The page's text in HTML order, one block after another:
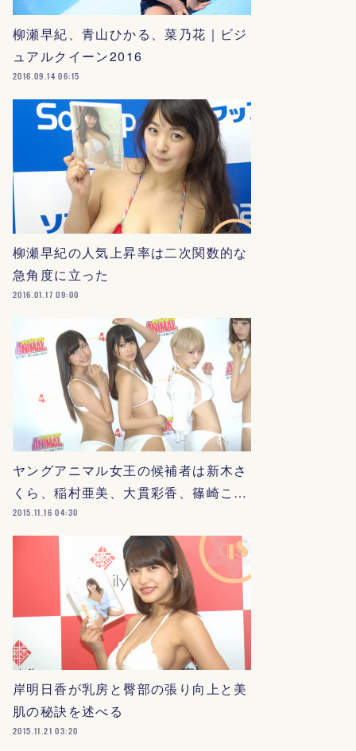
柳瀬早紀、青山ひかる、菜乃花｜ビジ
ュアルクイーン2016
2016.09.14 06:15
柳瀬早紀の人気上昇率は二次関数的な
急角度に立った
2016.01.17 09:00
ヤングアニマル女王の候補者は新木さ
くら、稲村亜美、大貫彩香、篠崎こ…
2015.11.16 04:30
岸明日香が乳房と臀部の張り向上と美
肌の秘訣を述べる
2015.11.21 03:20